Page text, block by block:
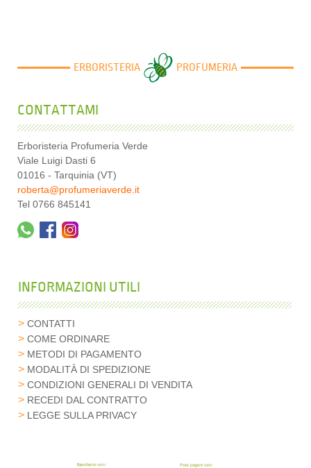
ERBORISTERIA PROFUMERIA
CONTATTAMI
Erboristeria Profumeria Verde
Viale Luigi Dasti 6
01016 - Tarquinia (VT)
roberta@profumeriaverde.it
Tel 0766 845141
INFORMAZIONI UTILI
CONTATTI
COME ORDINARE
METODI DI PAGAMENTO
MODALITÀ DI SPEDIZIONE
CONDIZIONI GENERALI DI VENDITA
RECEDI DAL CONTRATTO
LEGGE SULLA PRIVACY